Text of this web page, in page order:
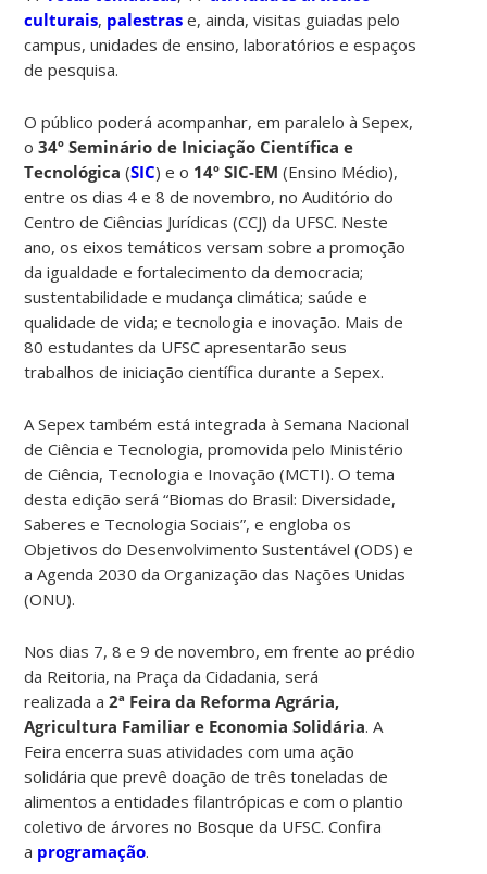
culturais, palestras e, ainda, visitas guiadas pelo
campus, unidades de ensino, laboratórios e espaços
de pesquisa.
O público poderá acompanhar, em paralelo à Sepex,
o34º Seminário de Iniciação Científica e
Tecnológica (SIC) e o 14º SIC-EM (Ensino Médio),
entre os dias 4 e 8 de novembro, no Auditório do
Centro de Ciências Jurídicas (CCJ) da UFSC. Neste
ano, os eixos temáticos versam sobre a promoção
da igualdade e fortalecimento da democracia;
sustentabilidade e mudança climática; saúde e
qualidade de vida; e tecnologia e inovação. Mais de
80 estudantes da UFSC apresentarão seus
trabalhos de iniciação científica durante a Sepex.
A Sepex também está integrada à Semana Nacional
de Ciência e Tecnologia, promovida pelo Ministério
de Ciência, Tecnologia e Inovação (MCTI). O tema
desta edição será “Biomas do Brasil: Diversidade,
Saberes e Tecnologia Sociais”, e engloba os
Objetivos do Desenvolvimento Sustentável (ODS) e
a Agenda 2030 da Organização das Nações Unidas
(ONU).
Nos dias 7, 8 e 9 de novembro, em frente ao prédio
da Reitoria, na Praça da Cidadania, será
realizada a2ª Feira da Reforma Agrária,
Agricultura Familiar e Economia Solidária. A
Feira encerra suas atividades com uma ação
solidária que prevê doação de três toneladas de
alimentos a entidades filantrópicas e com o plantio
coletivo de árvores no Bosque da UFSC. Confira
a programação.